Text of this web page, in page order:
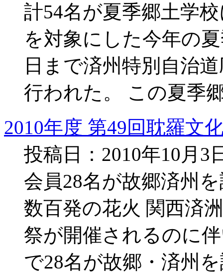
計54名が夏季郷土学
を対象にした今年の
日まで済州特別自治
行われた。 この夏季
2010年度 第49回耽羅文
投稿日：2010年10月3
会員28名が故郷済州
数百発の花火 関西済
祭が開催されるのに
で28名が故郷・済州